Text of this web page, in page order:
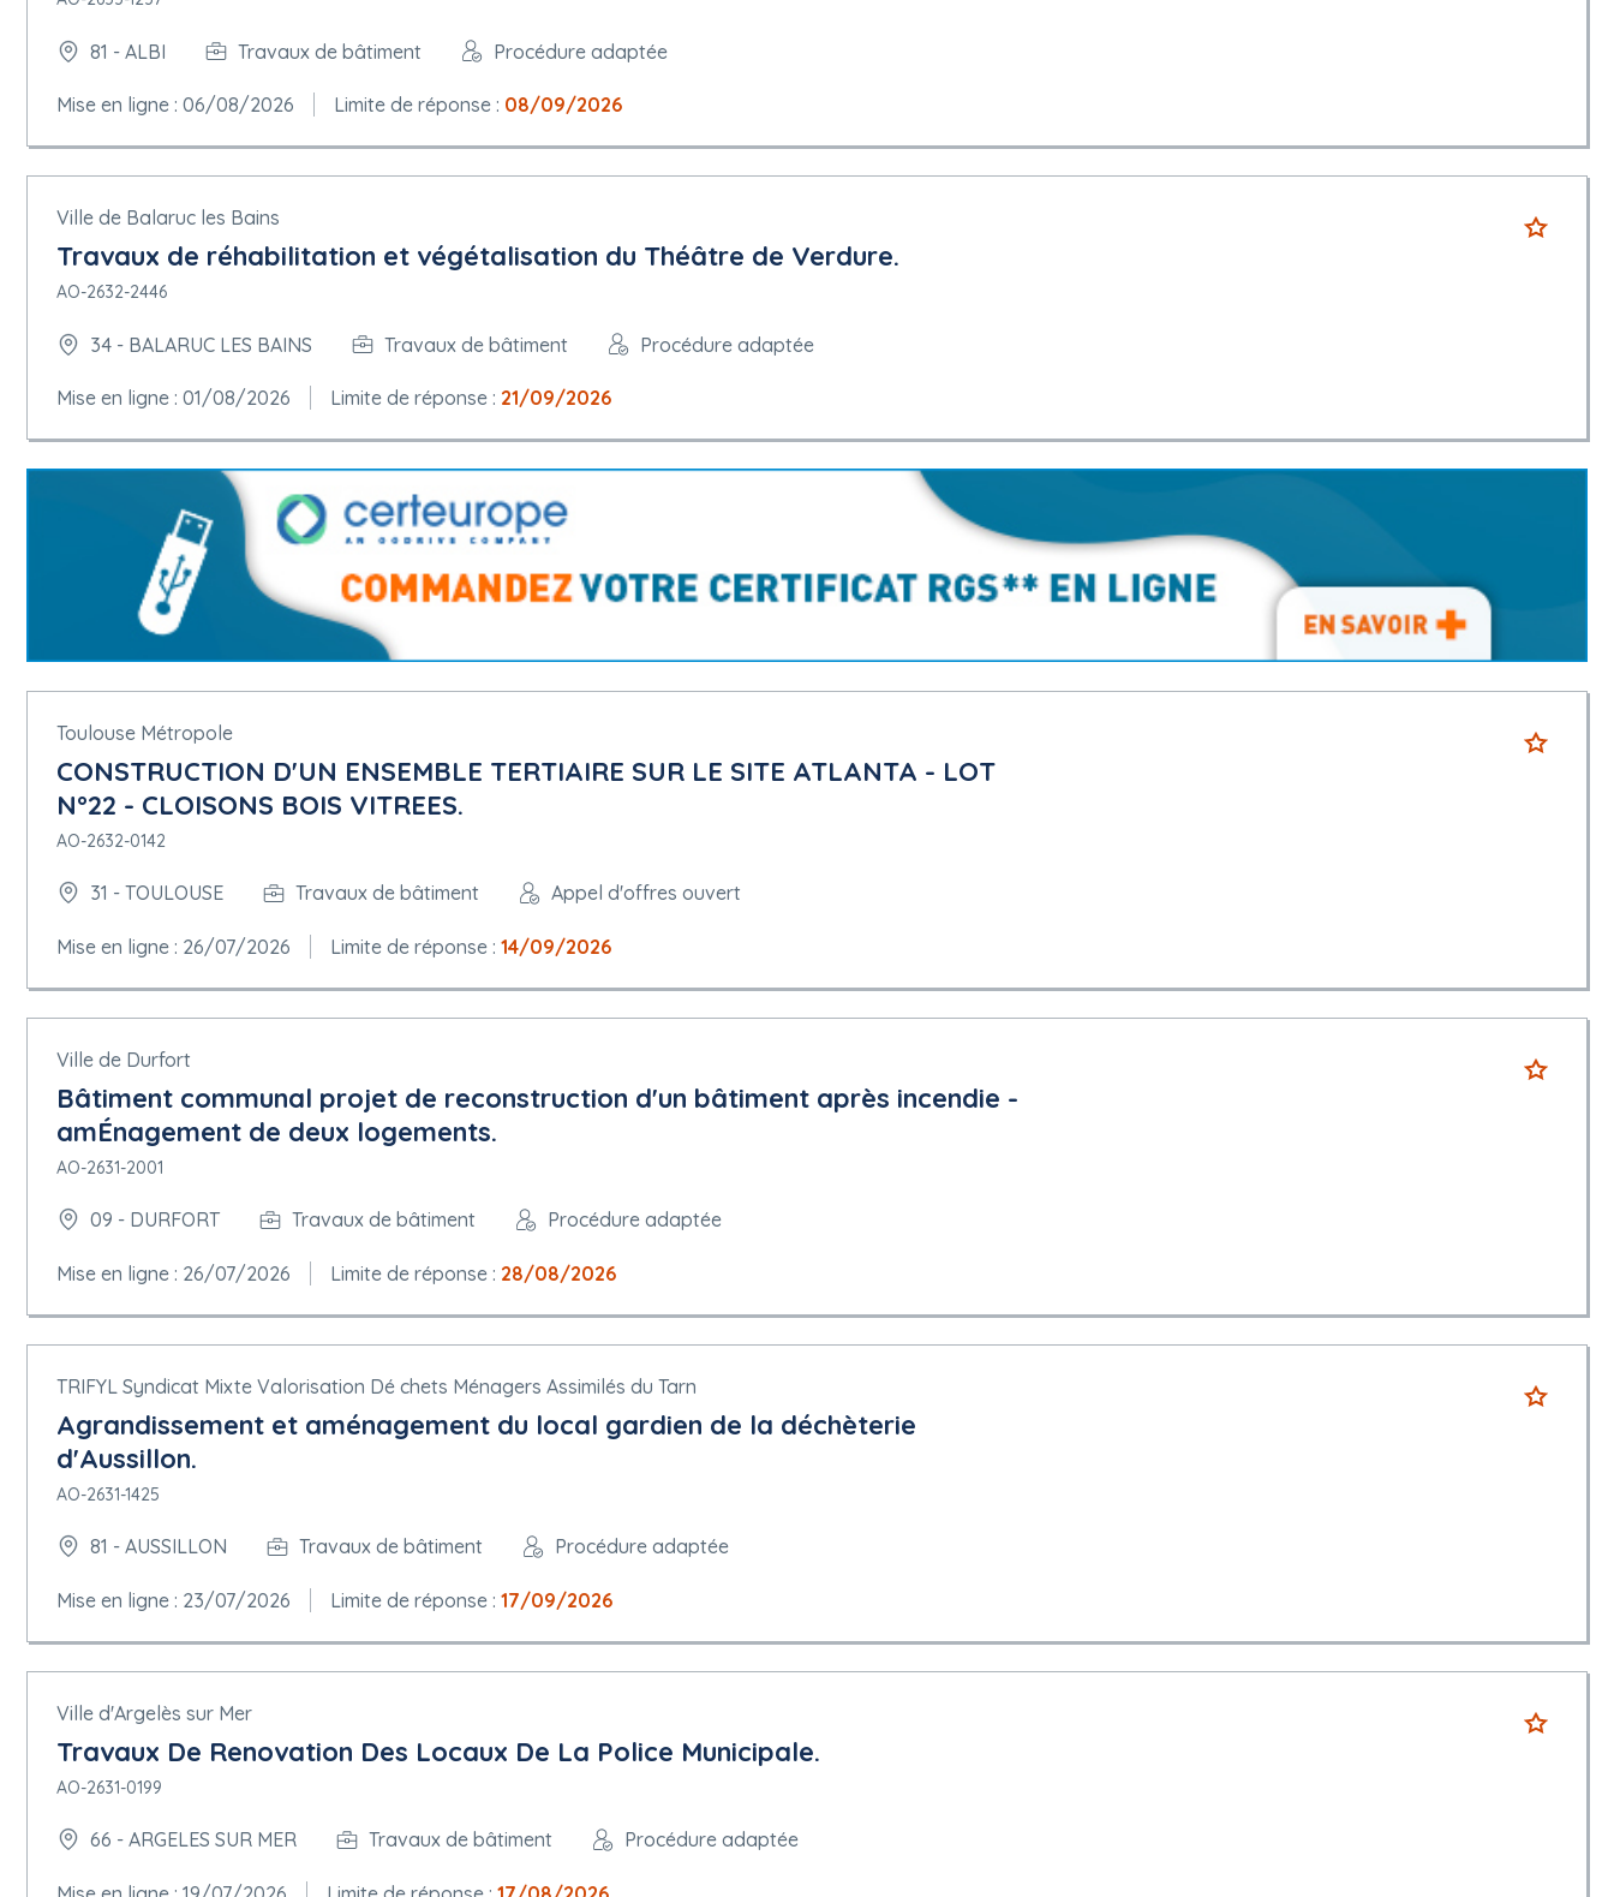
81 - ALBI Travaux de bâtiment Procédure adaptée
Mise en ligne : 06/08/2026 Limite de réponse : 08/09/2026
Ville de Balaruc les Bains
Travaux de réhabilitation et végétalisation du Théâtre de Verdure.
AO-2632-2446
34 - BALARUC LES BAINS Travaux de bâtiment Procédure adaptée
Mise en ligne : 01/08/2026 Limite de réponse : 21/09/2026
Toulouse Métropole
CONSTRUCTION D'UN ENSEMBLE TERTIAIRE SUR LE SITE ATLANTA - LOT
N°22 - CLOISONS BOIS VITREES.
AO-2632-0142
31 - TOULOUSE Travaux de bâtiment Appel d'offres ouvert
Mise en ligne : 26/07/2026 Limite de réponse : 14/09/2026
Ville de Durfort
Bâtiment communal projet de reconstruction d'un bâtiment après incendie -
amÉnagement de deux logements.
AO-2631-2001
09 - DURFORT Travaux de bâtiment Procédure adaptée
Mise en ligne : 26/07/2026 Limite de réponse : 28/08/2026
TRIFYL Syndicat Mixte Valorisation Dé chets Ménagers Assimilés du Tarn
Agrandissement et aménagement du local gardien de la déchèterie
d'Aussillon.
AO-2631-1425
81 - AUSSILLON Travaux de bâtiment Procédure adaptée
Mise en ligne : 23/07/2026 Limite de réponse : 17/09/2026
Ville d'Argelès sur Mer
Travaux De Renovation Des Locaux De La Police Municipale.
AO-2631-0199
66 - ARGELES SUR MER Travaux de bâtiment Procédure adaptée